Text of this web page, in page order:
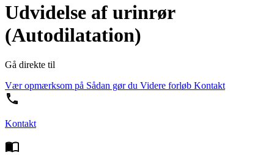
Udvidelse af urinrør
(Autodilatation)
Gå direkte til
Vær opmærksom på Sådan gør du Videre forløb Kontakt
Kontakt